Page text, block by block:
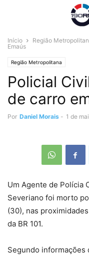
Início Região
Emaús
Região Metropolitana
Policial
de carro
Por Daniel Morais - 1 de
Um Agente de Polícia
Severiano foi morto
(30), nas
da BR 101.
Segundo informações